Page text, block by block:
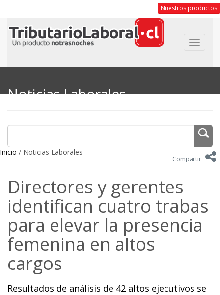
Nuestros productos
Toggle
Noticias Laborales
Inicio / Noticias Laborales
Compartir
Directores y gerentes
identifican cuatro trabas
para elevar la presencia
femenina en altos
cargos
Resultados de análisis de 42 altos ejecutivos se